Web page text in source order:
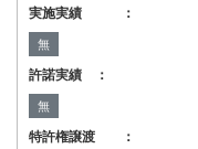
実施実績 ：
無
許諾実績 ：
無
特許権譲渡 ：